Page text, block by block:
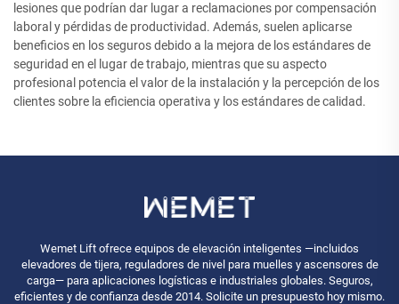
lesiones que podrían dar lugar a reclamaciones por compensación
laboral y pérdidas de productividad. Además, suelen aplicarse
beneficios en los seguros debido a la mejora de los estándares de
seguridad en el lugar de trabajo, mientras que su aspecto
profesional potencia el valor de la instalación y la percepción de los
clientes sobre la eficiencia operativa y los estándares de calidad.
Wemet Lift ofrece equipos de elevación inteligentes —incluidos
elevadores de tijera, reguladores de nivel para muelles y ascensores de
carga— para aplicaciones logísticas e industriales globales. Seguros,
eficientes y de confianza desde 2014. Solicite un presupuesto hoy mismo.